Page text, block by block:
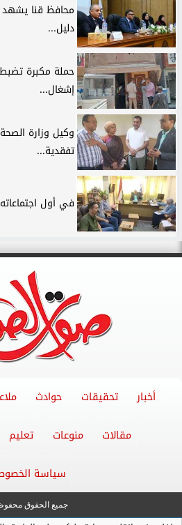
محافظ قنا
دليل...
إشغال...
وكيل وزارة
تفقدية...
في أول
أخبار تحقيقات حوادث
مقالات منوعات تعليم
سياسة
جميع الحقوق